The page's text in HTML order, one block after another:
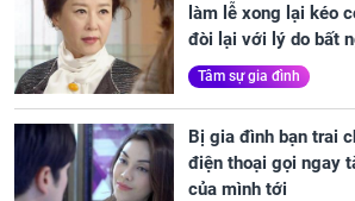
làm lễ xong lại kéo
đòi lại với lý do bất
Tâm sự gia đình
Bị gia đình bạn trai
điện thoại gọi ngay
của mình tới